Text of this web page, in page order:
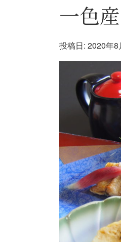
一色
投稿日: 2020年8